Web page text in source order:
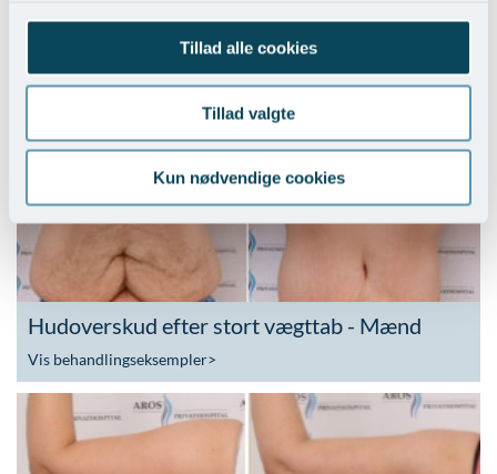
Tillad alle cookies
Tillad valgte
Kun nødvendige cookies
Hudoverskud efter stort vægttab - Kvinder
Hudoverskud efter stort vægttab - Mænd
Vis behandlingseksempler>